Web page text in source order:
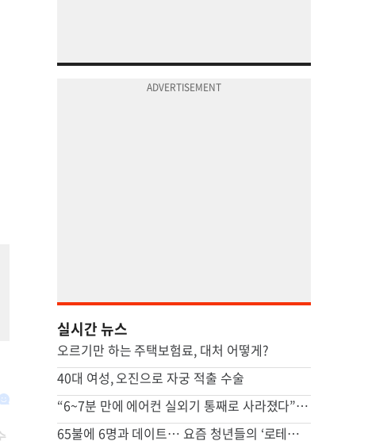
실시간 뉴스
오르기만 하는 주택보험료, 대처 어떻게?
40대 여성, 오진으로 자궁 적출 수술
“6~7분 만에 에어컨 실외기 통째로 사라졌다” 애틀랜타서 실외기 도난 급증
65불에 6명과 데이트… 요즘 청년들의 ‘로테이션 소개팅’